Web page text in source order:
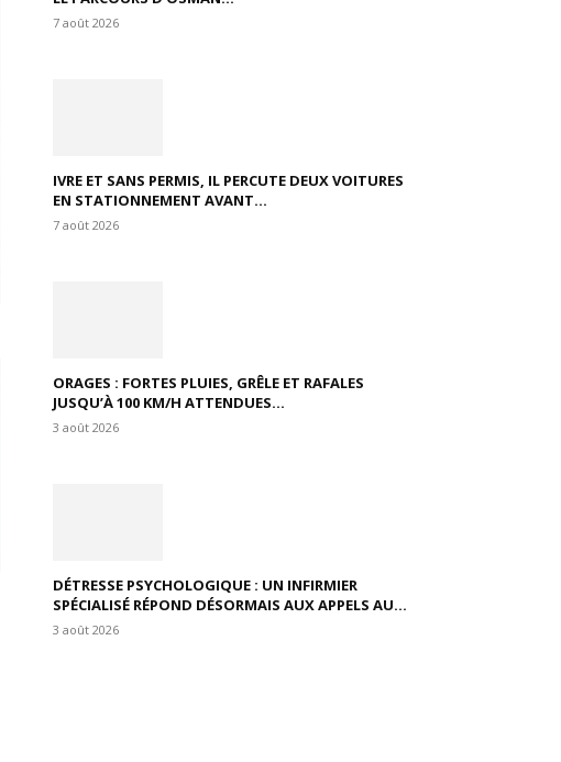
7 août 2026
IVRE ET SANS PERMIS, IL PERCUTE DEUX VOITURES
EN STATIONNEMENT AVANT...
7 août 2026
ORAGES : FORTES PLUIES, GRÊLE ET RAFALES
JUSQU’À 100 KM/H ATTENDUES...
3 août 2026
DÉTRESSE PSYCHOLOGIQUE : UN INFIRMIER
SPÉCIALISÉ RÉPOND DÉSORMAIS AUX APPELS AU...
3 août 2026